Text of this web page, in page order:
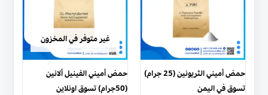
حمض أميني الثريونين (25 جرام)
تسوق في اليمن
غير متوفر في المخزون
حمض أميني الفينيل ألانين
(50جرام) تسوق اونلاين